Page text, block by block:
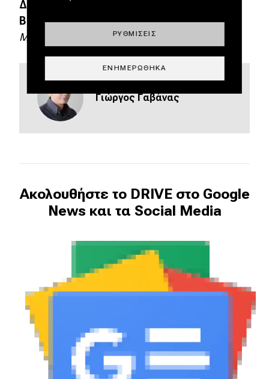
Διαστάσεις
Βάρος1.450 kg
Μετρήσεις DRIVE
Γιώργος Γαβάνας
Ακολουθήστε το DRIVE στο Google
News και τα Social Media
ΡΥΘΜΊΣΕΙΣ
ΕΝΗΜΕΡΏΘΗΚΑ